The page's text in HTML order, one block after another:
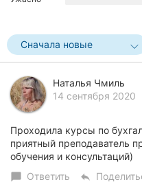
Черновцы
Ивано-
Франковск
Луцк
Ужгород
Сначала новые
Наталья Чмиль
14 сентября 2020
Проходила курсы по
приятный преподаватель
обучения и консультаций)
chat_bubble Ответить reply